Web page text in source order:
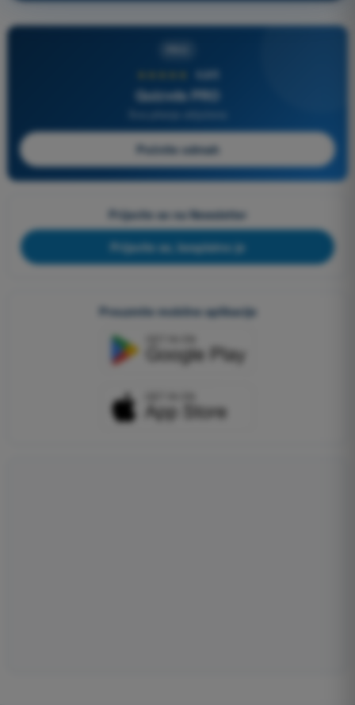
4,6/5
Quizvds PRO
Počnite odmah
Prijavite se na Newsletter
Prijavite se, besplatno je
Preuzmite mobilne aplikacije